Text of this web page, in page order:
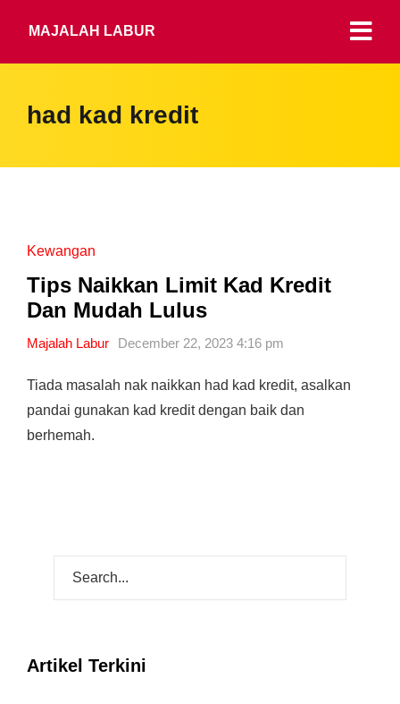
MAJALAH LABUR
had kad kredit
Kewangan
Tips Naikkan Limit Kad Kredit
Dan Mudah Lulus
Majalah Labur December 22, 2023 4:16 pm
Tiada masalah nak naikkan had kad kredit, asalkan
pandai gunakan kad kredit dengan baik dan
berhemah.
Artikel Terkini